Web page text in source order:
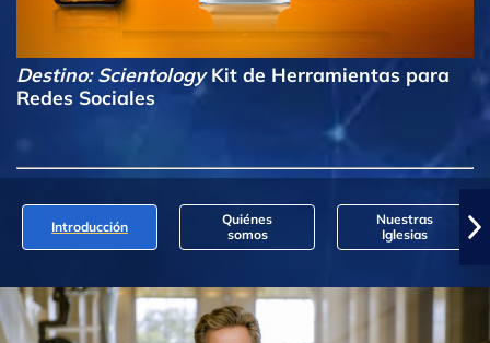
Destino: ScientologyKit de Herramientas para
Redes Sociales
Introducción
Quiénes
somos
Nuestras
Iglesias